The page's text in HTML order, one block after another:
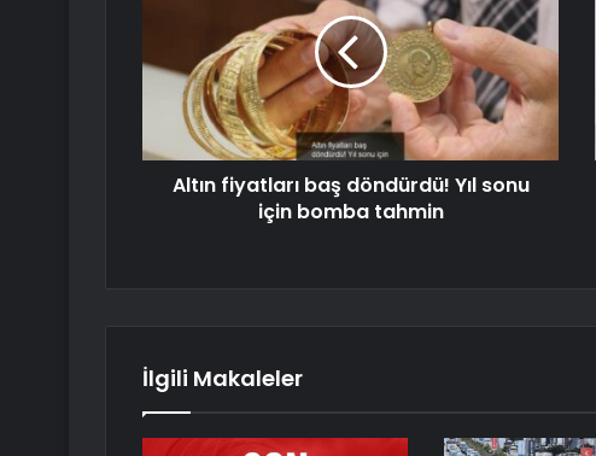
Altın fiyatları baş döndürdü! Yıl sonu
için bomba tahmin
İlgili Makaleler